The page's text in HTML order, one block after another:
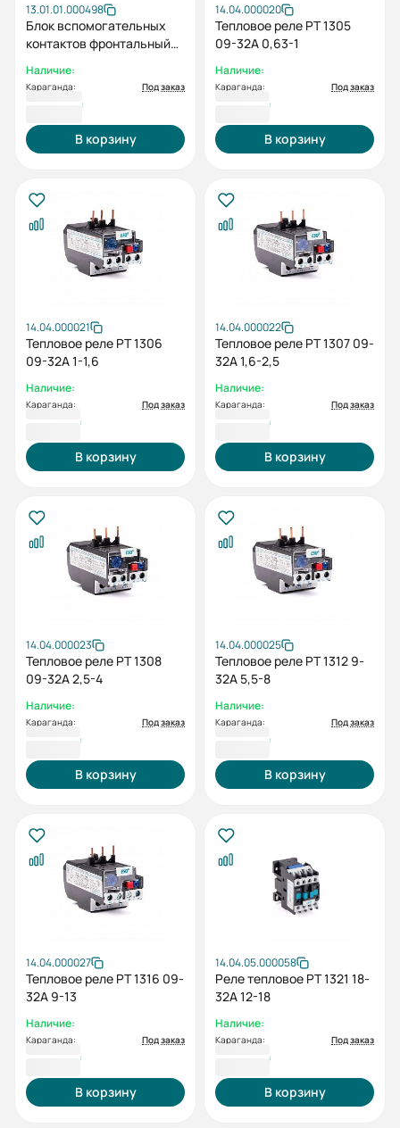
13.01.01.000498
Блок вспомогательных
контактов фронтальный
100, UMC9-100, HGR)
Наличие:
Караганда: Под заказ
В корзину
14.04.000020
Тепловое реле РТ 1305
09-32А 0,63-1
Наличие:
Караганда: Под заказ
В корзину
14.04.000021
Тепловое реле РТ 1306
09-32А 1-1,6
Наличие:
Караганда: Под заказ
В корзину
14.04.000022
Тепловое реле РТ 1307 09-
32А 1,6-2,5
Наличие:
Караганда: Под заказ
В корзину
14.04.000023
Тепловое реле РТ 1308
09-32А 2,5-4
Наличие:
Караганда: Под заказ
В корзину
14.04.000025
Тепловое реле РТ 1312 9-
32А 5,5-8
Наличие:
Караганда: Под заказ
В корзину
14.04.000027
Тепловое реле РТ 1316 09-
32А 9-13
Наличие:
Караганда: Под заказ
В корзину
14.04.05.000058
Реле тепловое РТ 1321 18-
32А 12-18
Наличие:
Караганда: Под заказ
В корзину